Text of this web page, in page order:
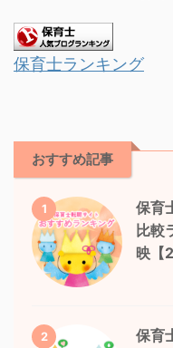
保育士ランキング
おすすめ記事
1
保育
比較
映【
2
保育